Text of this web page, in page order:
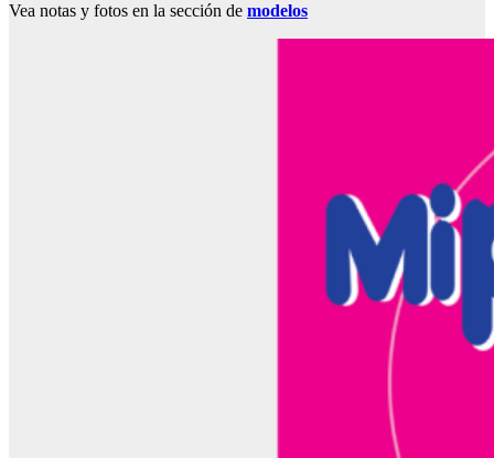
Vea notas y fotos en la sección de modelos